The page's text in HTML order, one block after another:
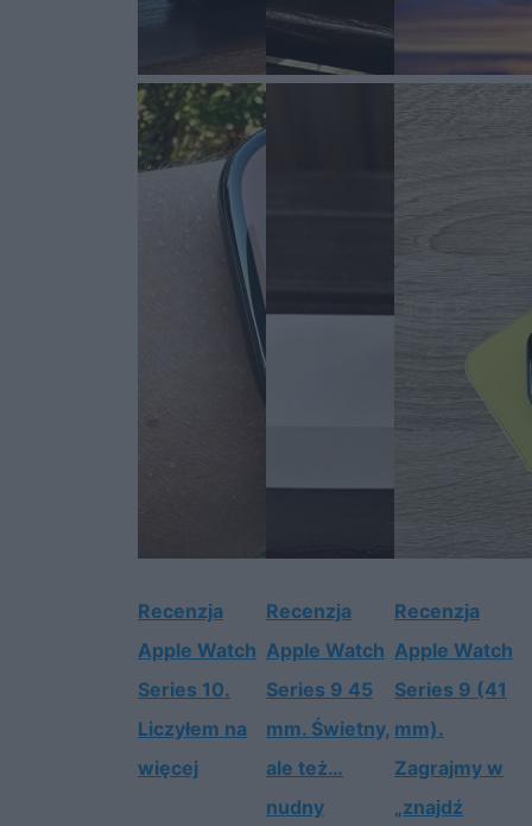
Recenzja
Apple Watch
Series 10.
Liczyłem na
więcej
Recenzja
Apple Watch
Series 9 45
mm. Świetny,
ale też…
nudny
Recenzja
Apple Watch
Series 9 (41
mm).
Zagrajmy w
„znajdź